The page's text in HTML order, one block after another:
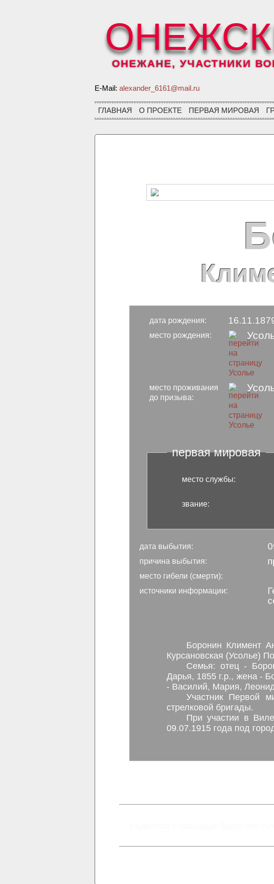
ОНЕЖАНЕ, УЧАСТНИКИ
E-Mail: alexander_6161@mail.ru
ГЛАВНАЯ О ПРОЕКТЕ ПЕРВАЯ МИРОВАЯ
дата рождения:
место рождения:
место проживания
до призыва:
первая мировая
место службы:
звание:
дата выбытия:
причина выбытия:
место гибели (смерти):
источники информации:
Боронин Климент
Курсановская (Усолье)
Семья: отец -
Дарья, 1855 г.р., жена - Боронина (Веснина) Евдокия Ивановна, 1879 г.р., дети
- Василий, Мария,
Участник Первой
стрелковой бригады.
При участии в
09.07.1915 года под